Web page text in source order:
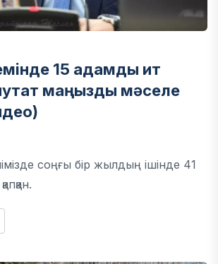
15 адамды ит
маңызды мәселе
соңғы бір жылдың ішінде 41